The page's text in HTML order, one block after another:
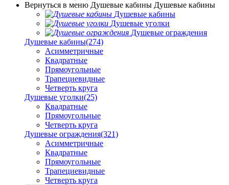
Вернуться в меню Душевые кабины Душевые кабины
Душевые кабины
Душевые уголки
Душевые ограждения
Душевые кабины(274)
Асимметричные
Квадратные
Прямоугольные
Трапециевидные
Четверть круга
Душевые уголки(25)
Квадратные
Прямоугольные
Четверть круга
Душевые ограждения(321)
Асимметричные
Квадратные
Прямоугольные
Трапециевидные
Четверть круга